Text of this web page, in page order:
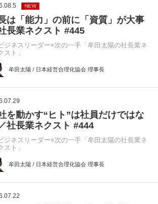
NEW
は「能力」の前に「資質」が大事
長業ネクスト #445
ジネスリーダー×次の一手「牟田太陽の社長業ネ
スト」
牟田太陽 / 日本経営合理化協会 理事長
を動かす“ヒト”は社員だけではな
社長業ネクスト #444
ジネスリーダー×次の一手「牟田太陽の社長業ネ
スト」
牟田太陽 / 日本経営合理化協会 理事長